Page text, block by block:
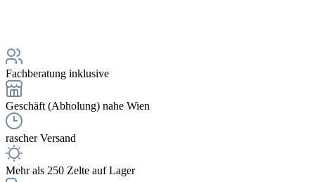
Fachberatung inklusive
Geschäft (Abholung) nahe Wien
rascher Versand
Mehr als 250 Zelte auf Lager